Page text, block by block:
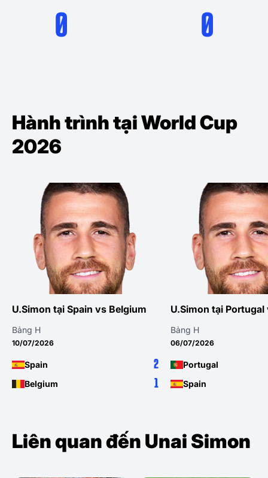
0 0
Hành trình tại World Cup
2026
U.Simon tại Spain vs Belgium
Bảng H
10/07/2026
Spain 2
Belgium 1
U.Simon tại Portugal
Bảng H
06/07/2026
Portugal
Spain
Liên quan đến Unai Simon